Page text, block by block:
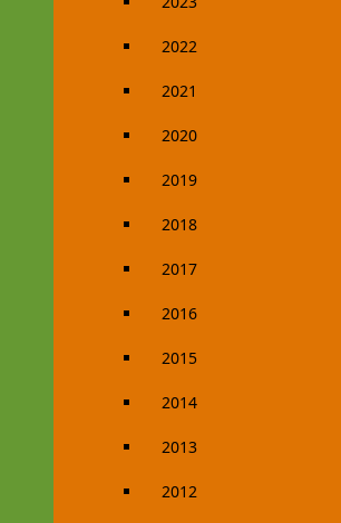
2022
2021
2020
2019
2018
2017
2016
2015
2014
2013
2012